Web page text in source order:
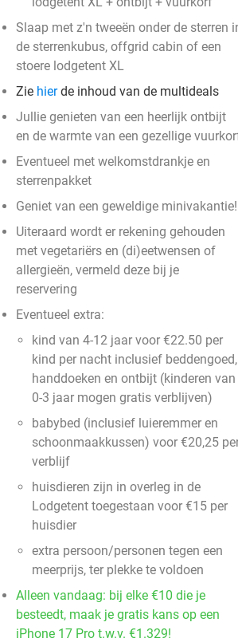
Slaap met z'n tweeën onder de sterren
de sterrenkubus, offgrid cabin of een
stoere lodgetent XL
Zie hierde inhoud van de multideals
Jullie genieten van een heerlijk ontbijt
en de warmte van een gezellige
Eventueel met welkomstdrankje en
sterrenpakket
Geniet van een geweldige minivakantie!
Uiteraard wordt er rekening gehouden
met vegetariërs en (di)eetwensen of
allergieën, vermeld deze bij je
reservering
Eventueel extra:
kind van 4-12 jaar voor €22.50 per
kind per nacht inclusief beddengoed,
handdoeken en ontbijt (kinderen van
0-3 jaar mogen gratis verblijven)
babybed (inclusief luieremmer en
schoonmaakkussen) voor €20,25
verblijf
huisdieren zijn in overleg in de
Lodgetent toegestaan voor €15 per
huisdier
extra persoon/personen tegen een
meerprijs, ter plekke te voldoen
Alleen vandaag: bij elke €10 die je
besteedt, maak je gratis kans op een
iPhone 17 Pro t.w.v. €1.329!